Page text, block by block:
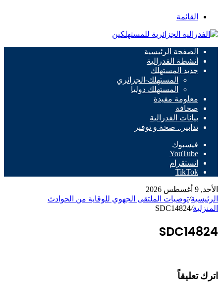
القائمة
الصفحة الرئيسية
أنشطة الفدرالية
جديد المستهلك
المستهلك-الجزائري
المستهلك دوليا
معلومة مفيدة
صحافة
بيانات الفدرالية
تدابير.. صحة و توفير
فيسبوك
‫YouTube
انستقرام
‫TikTok
الأحد, 9 أغسطس 2026
الرئيسية/توصيات الملتقى الجهوي للوقاية من الحوادث
المنزلية/
SDC14824
SDC14824
اترك تعليقاً